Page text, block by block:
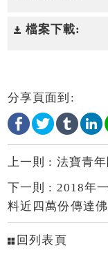
檔案下載:
分享頁面到:
上一則 : 法寶青
下一則 : 2018年
料近四萬份傳達
回列表頁